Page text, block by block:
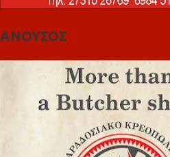
ΑΝΟΥΣΟΣ